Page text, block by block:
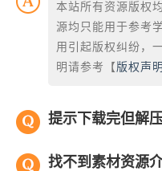
本站所有资源版权
源均只能用于参考
用引起版权纠纷，
明请参考【 版权声明
提示下载完但解
找不到素材资源